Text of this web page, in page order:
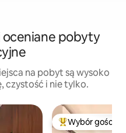
oceniane pobyty
na pobyt są wysoko
czystość i nie tylko.
Wybór gości